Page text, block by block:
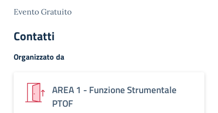
Evento Gratuito
Contatti
Organizzato da
AREA 1 - Funzione Strumentale
PTOF